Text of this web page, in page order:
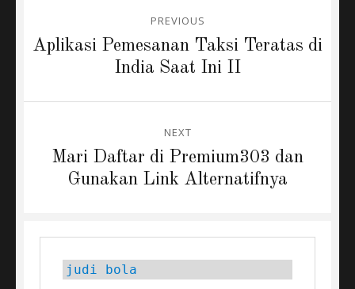
navigation
PREVIOUS
Previous
Aplikasi Pemesanan Taksi Teratas di
India Saat Ini II
NEXT
Mari Daftar di Premium303 dan
Gunakan Link Alternatifnya
judi bola